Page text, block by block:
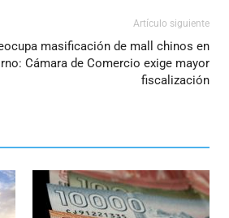
Artículo siguiente
masificación de mall chinos en
Cámara de Comercio exige mayor
fiscalización